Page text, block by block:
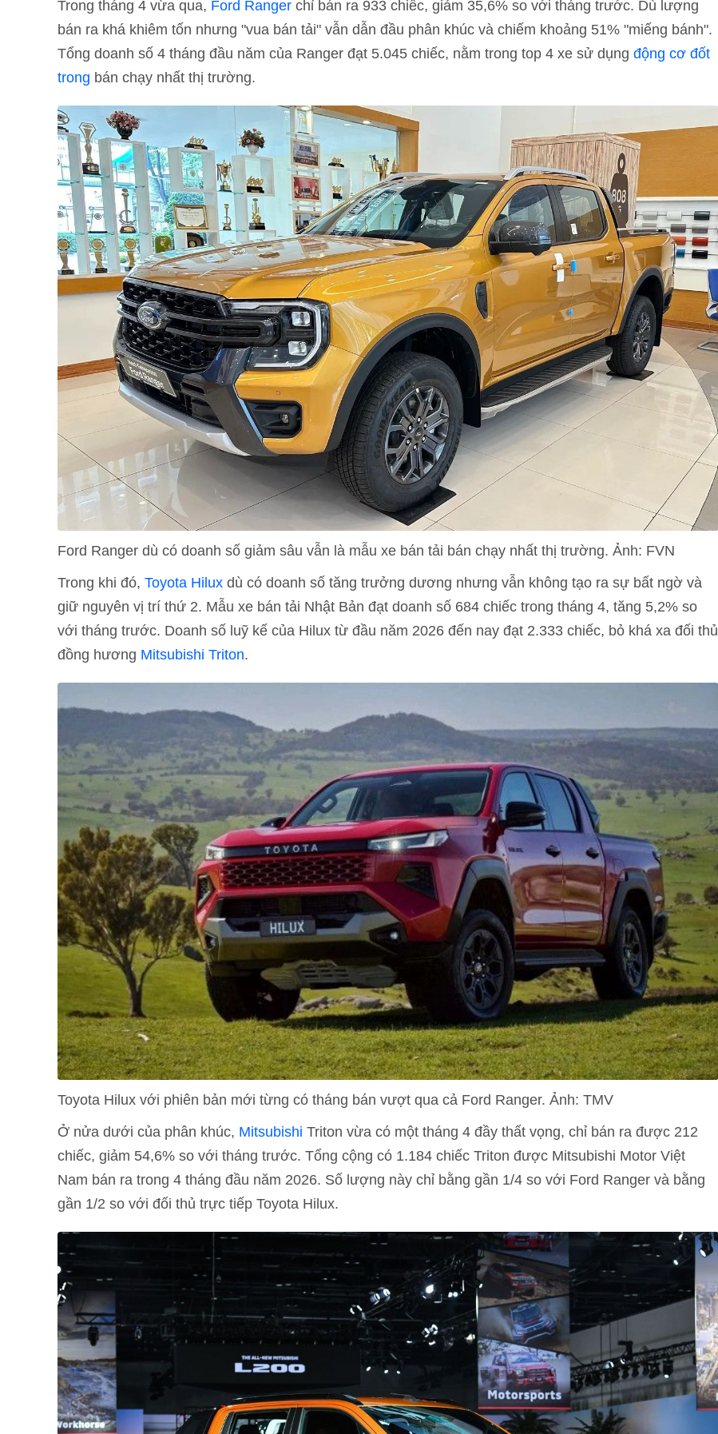
Trong tháng 4 vừa qua, Ford Ranger chỉ bán ra 933 chiếc, giảm 35,6% so với tháng trước. Dù lượng
bán ra khá khiêm tốn nhưng "vua bán tải" vẫn dẫn đầu phân khúc và chiếm khoảng 51% "miếng bánh".
Tổng doanh số 4 tháng đầu năm của Ranger đạt 5.045 chiếc, nằm trong top 4 xe sử dụng động cơ đốt
trong bán chạy nhất thị trường.
Ford Ranger dù có doanh số giảm sâu vẫn là mẫu xe bán tải bán chạy nhất thị trường. Ảnh: FVN
Trong khi đó, Toyota Hilux dù có doanh số tăng trưởng dương nhưng vẫn không tạo ra sự bất ngờ và
giữ nguyên vị trí thứ 2. Mẫu xe bán tải Nhật Bản đạt doanh số 684 chiếc trong tháng 4, tăng 5,2% so
với tháng trước. Doanh số luỹ kế của Hilux từ đầu năm 2026 đến nay đạt 2.333 chiếc, bỏ khá xa đối thủ
đồng hương Mitsubishi Triton.
Toyota Hilux với phiên bản mới từng có tháng bán vượt qua cả Ford Ranger. Ảnh: TMV
Ở nửa dưới của phân khúc, Mitsubishi Triton vừa có một tháng 4 đầy thất vọng, chỉ bán ra được 212
chiếc, giảm 54,6% so với tháng trước. Tổng cộng có 1.184 chiếc Triton được Mitsubishi Motor Việt
Nam bán ra trong 4 tháng đầu năm 2026. Số lượng này chỉ bằng gần 1/4 so với Ford Ranger và bằng
gần 1/2 so với đối thủ trực tiếp Toyota Hilux.